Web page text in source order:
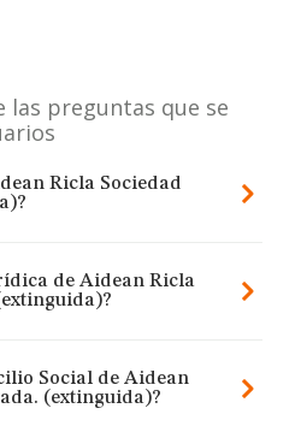
las preguntas que se
Ricla Sociedad
de Aidean Ricla
Social de Aidean
(extinguida)?